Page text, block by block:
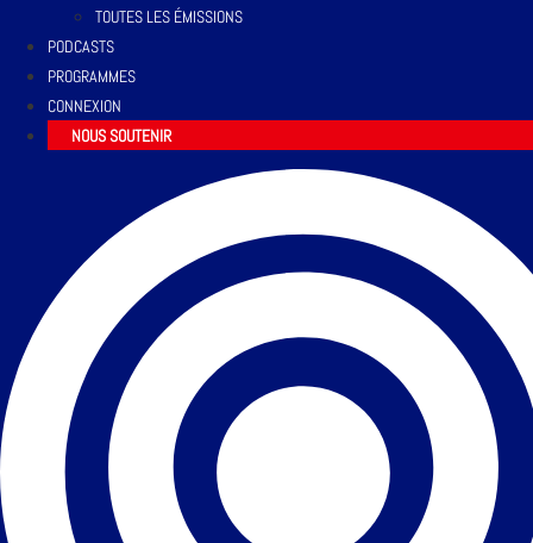
TOUTES LES ÉMISSIONS
PODCASTS
PROGRAMMES
CONNEXION
NOUS SOUTENIR